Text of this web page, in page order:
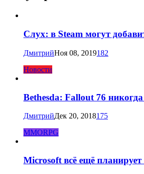
Слух: в Steam могут
ДмитрийНоя 08, 2019182
Новости
Bethesda: Fallout 76
ДмитрийДек 20, 2018175
MMORPG
Microsoft всё ещё